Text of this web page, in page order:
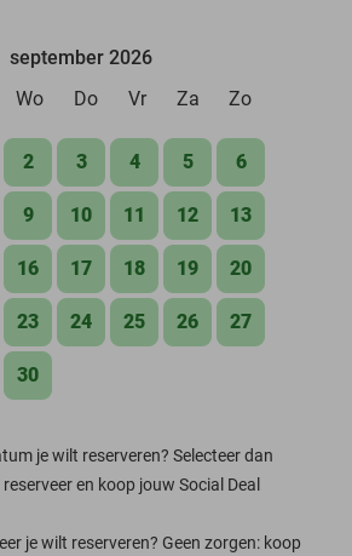
september 2026
Wo Do Vr Za Zo
2 3 4 5 6
9 10 11 12 13
16 17 18 19 20
23 24 25 26 27
30
je wilt reserveren? Selecteer dan
en koop jouw Social Deal
je wilt reserveren? Geen zorgen: koop